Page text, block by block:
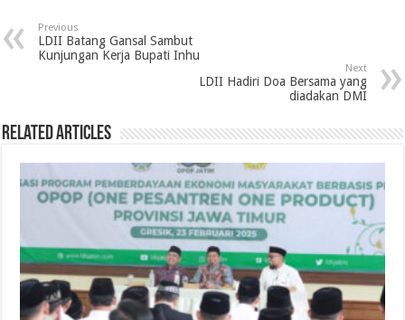
Previous
LDII Batang Gansal Sambut
Kunjungan Kerja Bupati Inhu
Next
LDII Hadiri Doa Bersama yang
diadakan DMI
Related Articles